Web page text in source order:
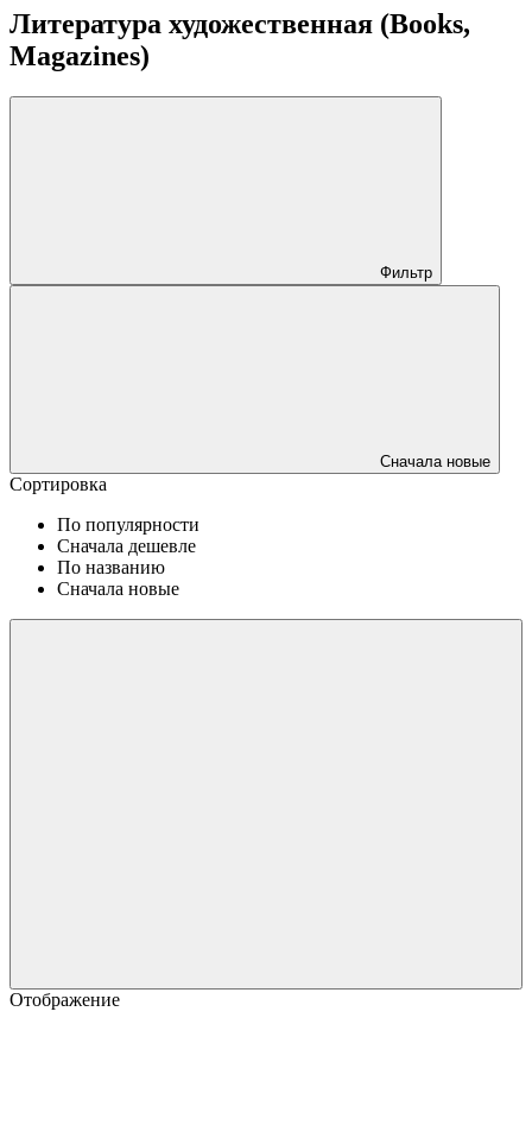
Литература художественная (Books,
Magazines)
Фильтр
Сначала новые
Сортировка
По популярности
Сначала дешевле
По названию
Сначала новые
Отображение